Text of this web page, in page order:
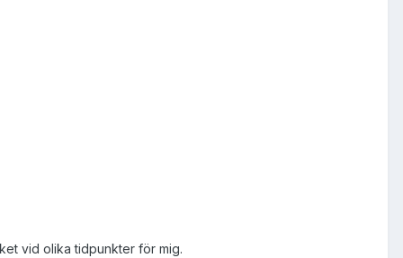
vid olika tidpunkter för mig.